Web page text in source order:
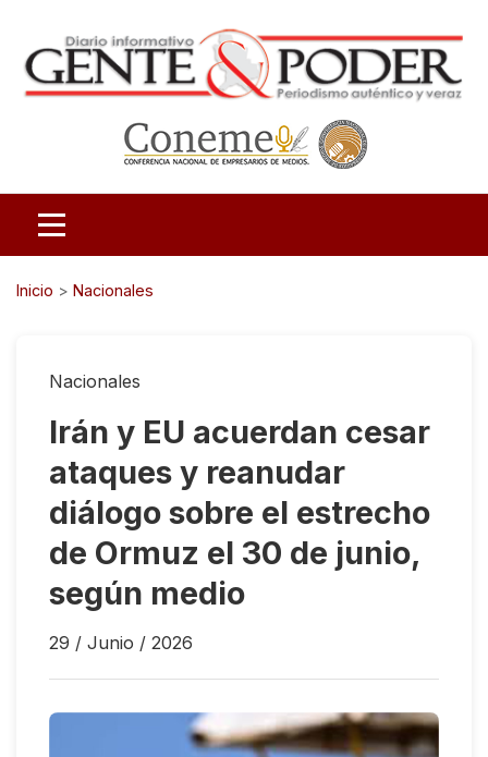
Inicio > Nacionales
Nacionales
Irán y EU acuerdan cesar
ataques y reanudar
diálogo sobre el estrecho
de Ormuz el 30 de junio,
según medio
29 / Junio / 2026